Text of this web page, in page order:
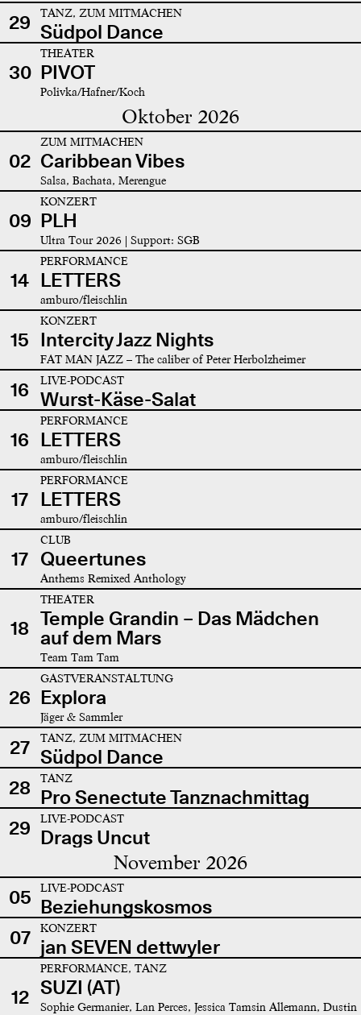
29 TANZ, ZUM MITMACHEN
Südpol Dance
30
THEATER
PIVOT
Polivka/Hafner/Koch
Oktober 2026
02
ZUM MITMACHEN
Caribbean Vibes
Salsa, Bachata, Merengue
09
KONZERT
PLH
Ultra Tour 2026 | Support: SGB
14
PERFORMANCE
LETTERS
amburo/fleischlin
15
KONZERT
Intercity Jazz Nights
FAT MAN JAZZ – The caliber of Peter Herbolzheimer
16 LIVE-PODCAST
Wurst-Käse-Salat
16
PERFORMANCE
LETTERS
amburo/fleischlin
17
PERFORMANCE
LETTERS
amburo/fleischlin
17
CLUB
Queertunes
Anthems Remixed Anthology
18
THEATER
Temple Grandin – Das Mädchen
auf dem Mars
Team Tam Tam
26
GASTVERANSTALTUNG
Explora
Jäger & Sammler
27 TANZ, ZUM MITMACHEN
Südpol Dance
28
TANZ
Pro Senectute Tanznachmittag
29
LIVE-PODCAST
Drags Uncut
November 2026
05 LIVE-PODCAST
Beziehungskosmos
07
KONZERT
jan SEVEN dettwyler
12
PERFORMANCE, TANZ
SUZI (AT)
Sophie Germanier, Lan Perces, Jessica Tamsin Allemann, Dustin